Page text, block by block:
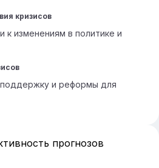
кризисов
к изменениям в политике и
и реформы для